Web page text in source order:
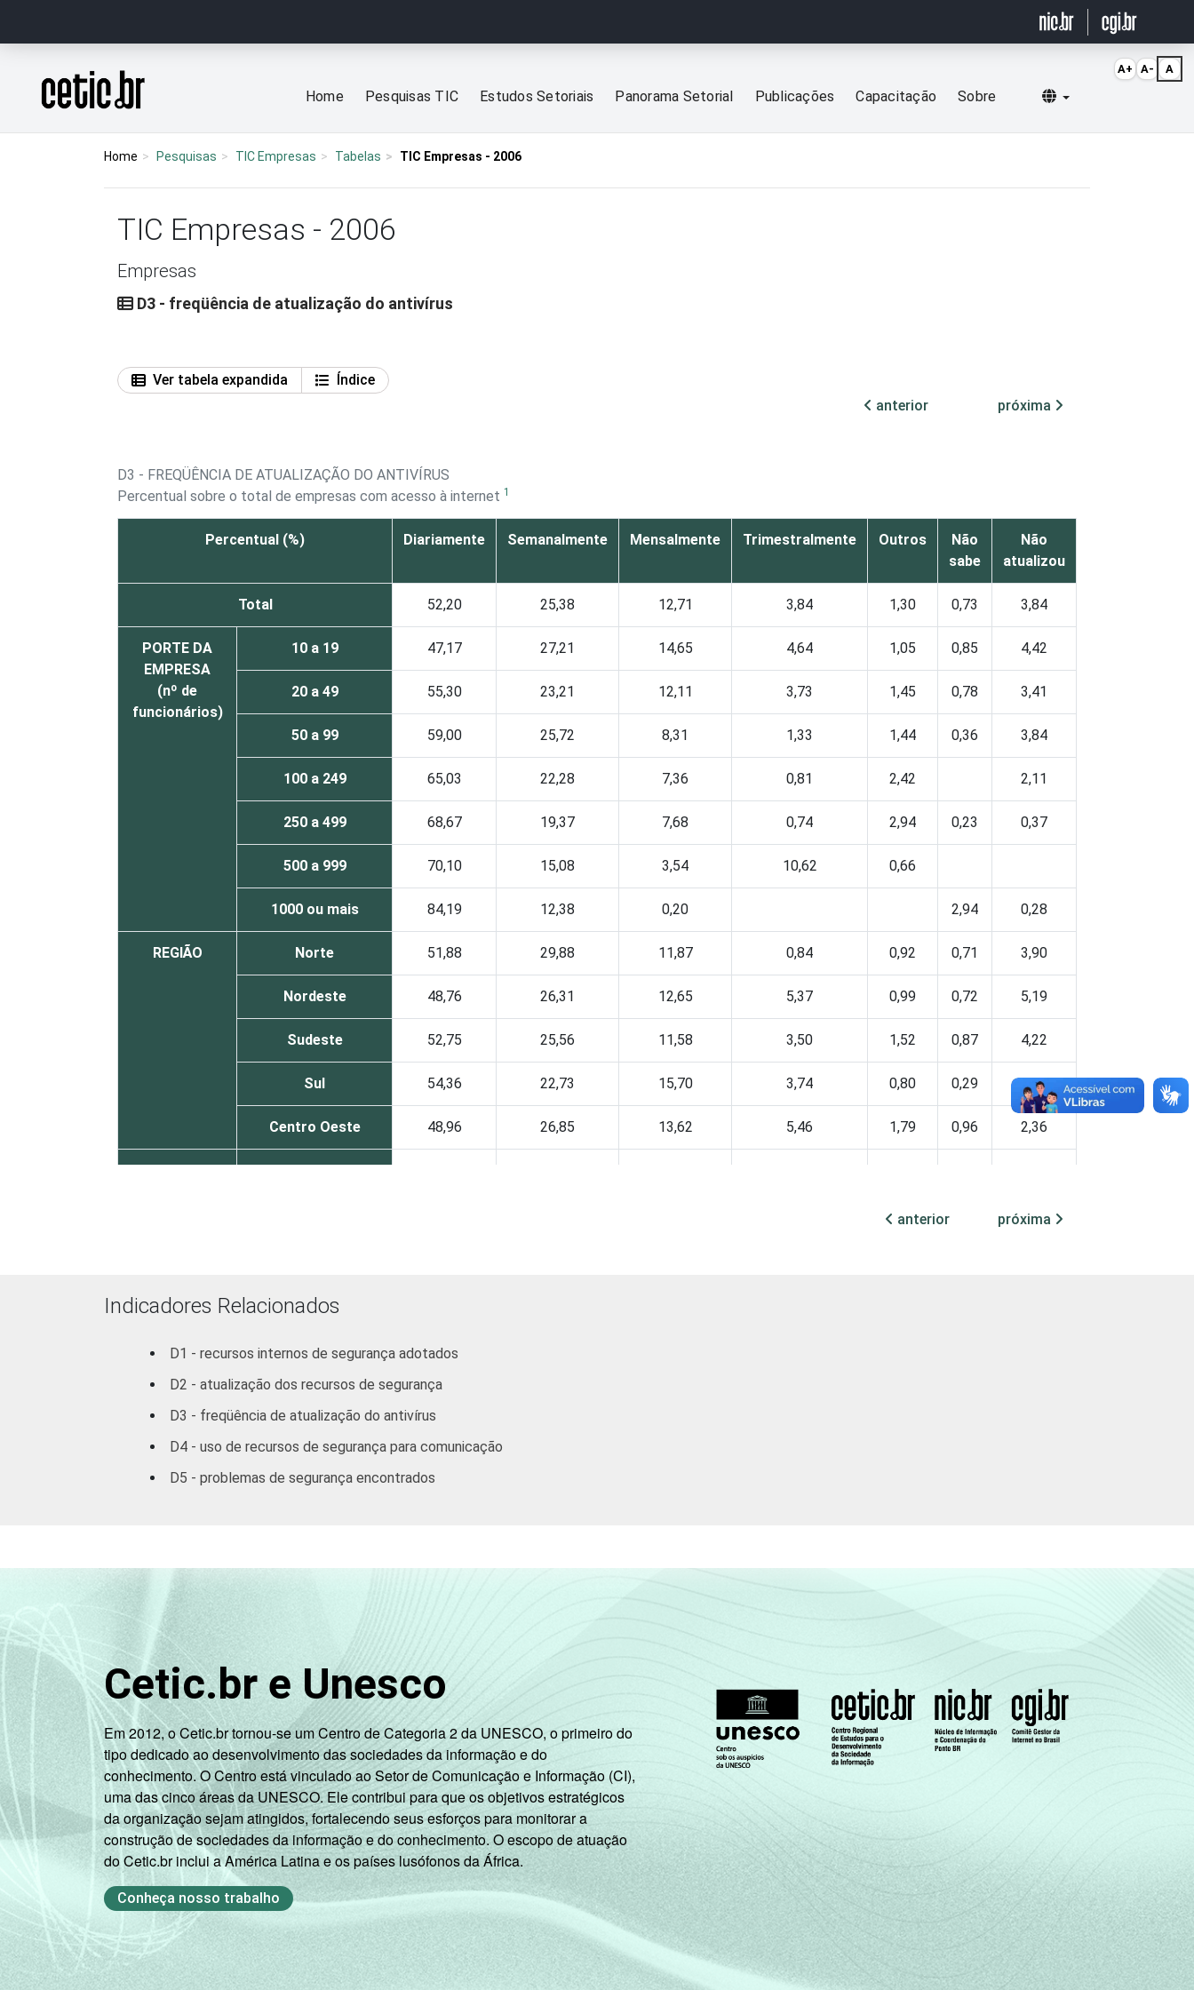
Página inicial
Home Pesquisas TIC Estudos Setoriais Panorama Setorial Publicações Capacitação Sobre Selecionar idioma
Home Pesquisas TIC Empresas Tabelas TIC Empresas - 2006
TIC Empresas - 2006
Empresas
D3 - freqüência de atualização do antivírus
Ver tabela expandida
Índice
anterior
próxima
D3 - FREQÜÊNCIA DE ATUALIZAÇÃO DO ANTIVÍRUS
Percentual sobre o total de empresas com acesso à internet 1
Percentual (%) Diariamente Semanalmente Mensalmente Trimestralmente Outros
Não
sabe
Não
atualizou
Total 52,20 25,38 12,71 3,84 1,30 0,73 3,84
PORTE DA
EMPRESA
(nº de
funcionários)
10 a 19 47,17 27,21 14,65 4,64 1,05 0,85 4,42
20 a 49 55,30 23,21 12,11 3,73 1,45 0,78 3,41
50 a 99 59,00 25,72 8,31 1,33 1,44 0,36 3,84
100 a 249 65,03 22,28 7,36 0,81 2,42 2,11
250 a 499 68,67 19,37 7,68 0,74 2,94 0,23 0,37
500 a 999 70,10 15,08 3,54 10,62 0,66
1000 ou mais 84,19 12,38 0,20 2,94 0,28
REGIÃO Norte 51,88 29,88 11,87 0,84 0,92 0,71 3,90
Nordeste 48,76 26,31 12,65 5,37 0,99 0,72 5,19
Sudeste 52,75 25,56 11,58 3,50 1,52 0,87 4,22
Sul 54,36 22,73 15,70 3,74 0,80 0,29 2,37
Centro Oeste 48,96 26,85 13,62 5,46 1,79 0,96 2,36
Reparação de
Hotel/ Alimentação
Transp./ Armaz./
59,84
Ativ. Imobiliárias,
59,98
Base: 2.437 empresas com acesso à internet, com 10 funcionários ou mais, que constituem os seguintes segmentos da CNAE: seção D, F, G, I, K e
grupos 55.1, 55.2, 92.1 e 92.2. Respostas referentes aos últimos doze meses.
Fonte: NIC.br - Ago/Nov 2006.
anterior próxima
Indicadores Relacionados
D1 - recursos internos de segurança adotados
D2 - atualização dos recursos de segurança
D3 - freqüência de atualização do antivírus
D4 - uso de recursos de segurança para comunicação
D5 - problemas de segurança encontrados
Cetic.br e Unesco
Em 2012, o Cetic.br tornou-se um Centro de Categoria 2 da UNESCO, o primeiro do
tipo dedicado ao desenvolvimento das sociedades da informação e do
conhecimento. O Centro está vinculado ao Setor de Comunicação e Informação (CI),
uma das cinco áreas da UNESCO. Ele contribui para que os objetivos estratégicos
da organização sejam atingidos, fortalecendo seus esforços para monitorar a
construção de sociedades da informação e do conhecimento. O escopo de atuação
do Cetic.br inclui a América Latina e os países lusófonos da África.
Conheça nosso trabalho
A+ A- A